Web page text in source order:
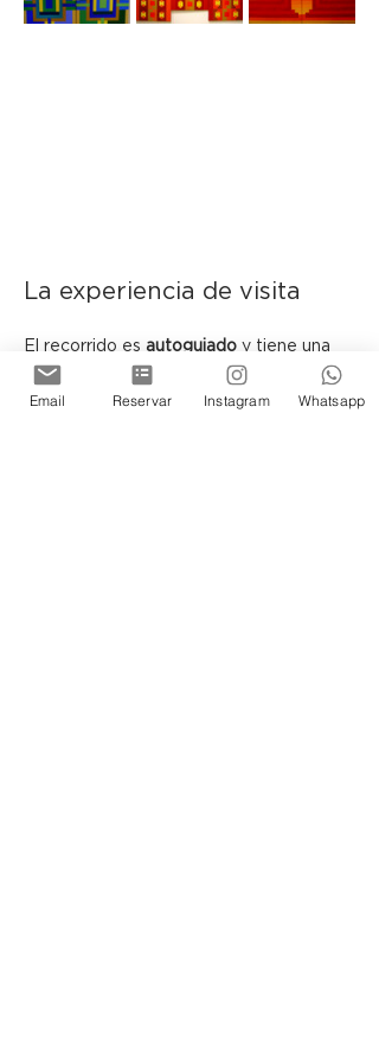
La experiencia de visita
El recorrido es autoguiado y tiene una
duración aproximada de
40 minutos
Email Reservar Instagram Whatsapp